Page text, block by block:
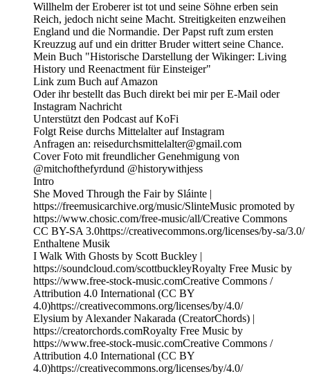
Willhelm der Eroberer ist tot und seine Söhne erben sein
Reich, jedoch nicht seine Macht. Streitigkeiten enzweihen
England und die Normandie. Der Papst ruft zum ersten
Kreuzzug auf und ein dritter Bruder wittert seine Chance.
Mein Buch "Historische Darstellung der Wikinger: Living
History und Reenactment für Einsteiger"
Link zum Buch auf Amazon
Oder ihr bestellt das Buch direkt bei mir per E-Mail oder
Instagram Nachricht
Unterstützt den Podcast auf KoFi
Folgt Reise durchs Mittelalter auf Instagram
Anfragen an: reisedurchsmittelalter@gmail.com
Cover Foto mit freundlicher Genehmigung von
@mitchofthefyrdund @historywithjess
Intro
She Moved Through the Fair by Sláinte |
https://freemusicarchive.org/music/SlinteMusic promoted by
https://www.chosic.com/free-music/all/Creative Commons
CC BY-SA 3.0https://creativecommons.org/licenses/by-sa/3.0/
Enthaltene Musik
I Walk With Ghosts by Scott Buckley |
https://soundcloud.com/scottbuckleyRoyalty Free Music by
https://www.free-stock-music.comCreative Commons /
Attribution 4.0 International (CC BY
4.0)https://creativecommons.org/licenses/by/4.0/
Elysium by Alexander Nakarada (CreatorChords) |
https://creatorchords.comRoyalty Free Music by
https://www.free-stock-music.comCreative Commons /
Attribution 4.0 International (CC BY
4.0)https://creativecommons.org/licenses/by/4.0/